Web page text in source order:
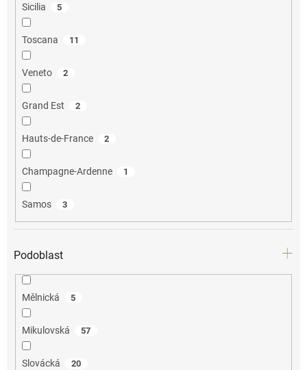
Sicilia 5
Toscana 11
Veneto 2
Grand Est 2
Hauts-de-France 2
Champagne-Ardenne 1
Samos 3
Podoblast
Mělnická 5
Mikulovská 57
Slovácká 20